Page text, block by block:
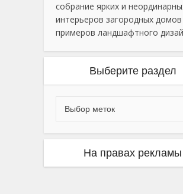
собрание ярких и
интерьеров загородных домов
примеров ландшафтного
Выберите раздел
На правах рекламы